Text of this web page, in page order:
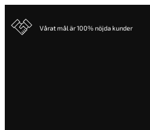
Vårat mål är 100% nöjda kunder